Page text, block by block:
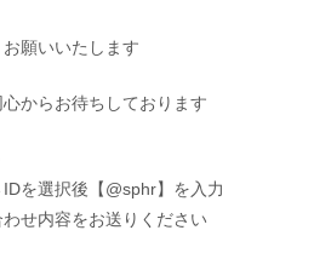
願いいたします
からお待ちしております
選択後【@sphr】を入力
せ内容をお送りください